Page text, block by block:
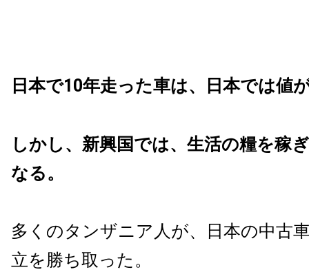
日本で10年走った車は、日本では値
しかし、新興国では、生活の糧を稼
なる。
多くのタンザニア人が、日本の中古
立を勝ち取った。